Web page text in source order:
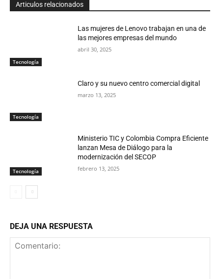
Articulos relacionados
Tecnología
Las mujeres de Lenovo trabajan en una de
las mejores empresas del mundo
abril 30, 2025
Tecnología
Claro y su nuevo centro comercial digital
marzo 13, 2025
Tecnología
Ministerio TIC y Colombia Compra Eficiente
lanzan Mesa de Diálogo para la
modernización del SECOP
febrero 13, 2025
DEJA UNA RESPUESTA